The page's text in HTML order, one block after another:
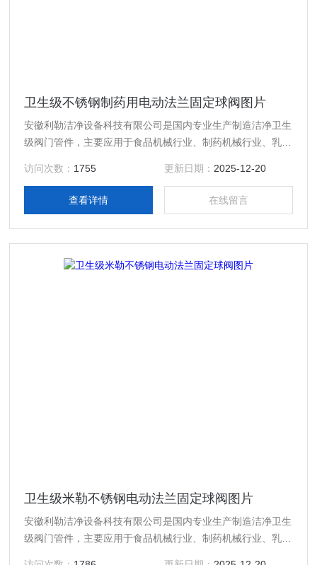
卫生级不锈钢制药用电动法兰固定球阀图片
安徽利勒洁净设备科技有限公司是国内专业生产制造洁净卫生
级阀门管件，主要应用于食品机械行业、制药机械行业、乳制
设备的专业生产厂家，产品规格齐全；产品主要有：卫生级不
锈钢制药用电动法兰固定球阀图片，真空接头，真空卡箍，真
法兰，KF接头，真空软管，真空波纹管等。
访问次数： 1755 更新日期： 2025-12-20
查看详情 在线留言
卫生级米勒不锈钢电动法兰固定球阀图片
安徽利勒洁净设备科技有限公司是国内专业生产制造洁净卫生
级阀门管件，主要应用于食品机械行业、制药机械行业、乳制